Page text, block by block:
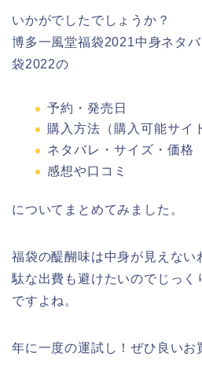
いかがでしたでしょうか？
博多一風堂福袋2021中身ネタ
袋2022の
予約・発売日
購入方法（購入可能サイ
ネタバレ・サイズ・価格
感想や口コミ
についてまとめてみました。
福袋の醍醐味は中身が見えない
駄な出費も避けたいのでじっく
ですよね。
年に一度の運試し！ぜひ良いお